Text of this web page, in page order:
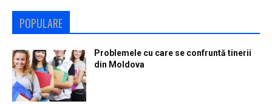
POPULARE
Problemele cu care se confruntă tinerii
din Moldova